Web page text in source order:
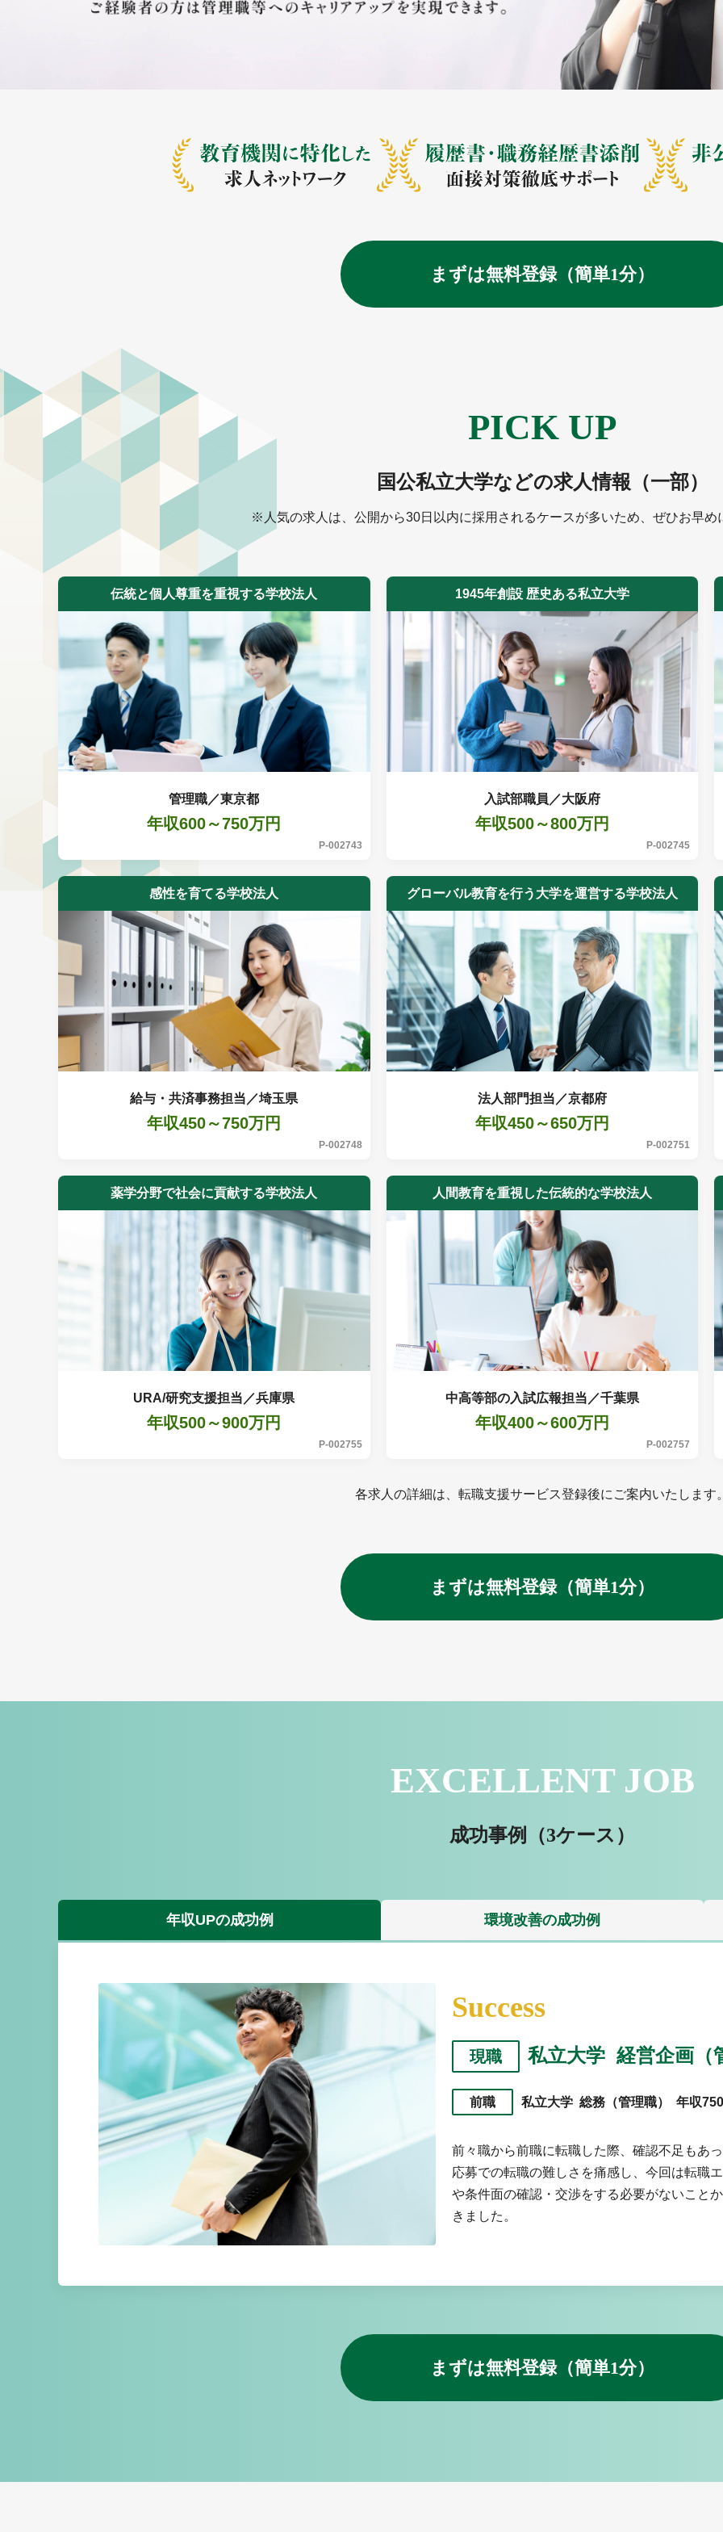
まずは無料登録（簡単1分）
PICK UP
国公私立大学などの求人情報（一部）
※人気の求人は、公開から30日以内に採用されるケースが多いため、ぜひお早め
伝統と個人尊重を重視する学校法人
管理職／東京都
年収600～750万円
P-002743
1945年創設 歴史ある私立大学
入試部職員／大阪府
年収500～800万円
P-002745
感性を育てる学校法人
給与・共済事務担当／埼玉県
年収450～750万円
P-002748
グローバル教育を行う大学を運営する学校法人
法人部門担当／京都府
年収450～650万円
P-002751
薬学分野で社会に貢献する学校法人
URA/研究支援担当／兵庫県
年収500～900万円
P-002755
人間教育を重視した伝統的な学校法人
中高等部の入試広報担当／千葉県
年収400～600万円
P-002757
各求人の詳細は、転職支援サービス登録後にご案内いたします
まずは無料登録（簡単1分）
EXCELLENT JOB
成功事例（3ケース）
年収UPの成功例 環境改善の成功例
Success
現職 私立大学 経営企画（
前職 私立大学 総務（管理職） 年収
前々職から前職に転職した際、確認不足もあ
応募での転職の難しさを痛感し、今回は転職
や条件面の確認・交渉をする必要がないこと
きました。
まずは無料登録（簡単1分）